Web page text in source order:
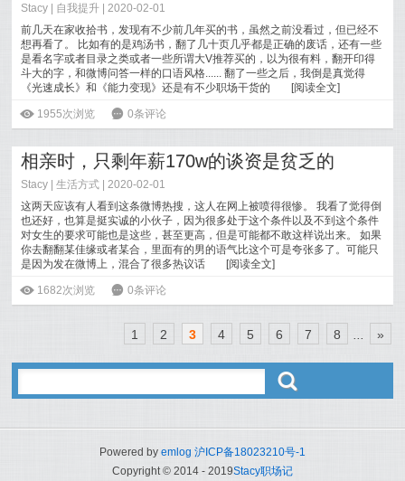
Stacy 自我提升 | 2020-02-01
前几天在家收拾书，发现有不少前几年买的书，虽然之前没看过，但已经不
想再看了。 比如有的是鸡汤书，翻了几十页几乎都是正确的废话，还有一些
是看名字或者目录之类或者一些所谓大V推荐买的，以为很有料，翻开印得
斗大的字，和微博问答一样的口语风格...... 翻了一些之后，我倒是真觉得
《光速成长》和《能力变现》还是有不少职场干货的
[阅读全文]
ė 1955次浏览 6 0条评论
相亲时，只剩年薪170w的谈资是贫乏的
Stacy |生活方式 | 2020-02-01
这两天应该有人看到这条微博热搜，这人在网上被喷得很惨。 我看了觉得倒
也还好，也算是挺实诚的小伙子，因为很多处于这个条件以及不到这个条件
对女生的要求可能也是这些，甚至更高，但是可能都不敢这样说出来。 如果
你去翻翻某佳缘或者某合，里面有的男的语气比这个可是夸张多了。可能只
是因为发在微博上，混合了很多热议话
[阅读全文]
ė 1682次浏览 6 0条评论
1 2 3 4 5 6 7 8 »
ő
Powered by emlog 沪ICP备18023210号-1
Copyright © 2014 - 2019Stacy职场记